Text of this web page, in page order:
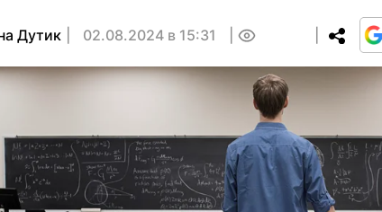
Дутик 02.08.2024 в 15:31